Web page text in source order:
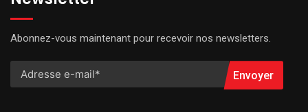
Abonnez-vous maintenant pour recevoir nos newsletters.
Envoyer